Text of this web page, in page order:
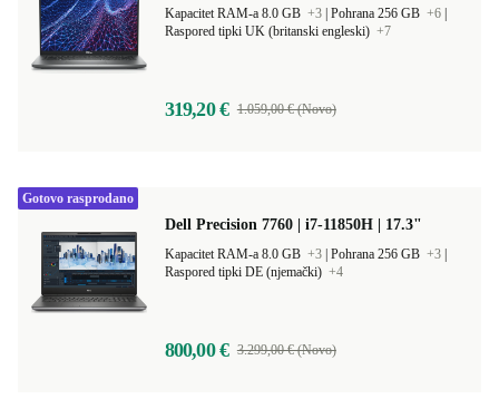
Kapacitet RAM-a 8.0 GB +3 Pohrana 256 GB +6
Raspored tipki UK (britanski engleski) +7
319,20 € 1.059,00 € (Novo)
Dell Precision 7760 | i7-11850H | 17.3"
Kapacitet RAM-a 8.0 GB +3 Pohrana 256 GB +3
Raspored tipki DE (njemački) +4
800,00 € 3.299,00 € (Novo)
Gotovo rasprodano